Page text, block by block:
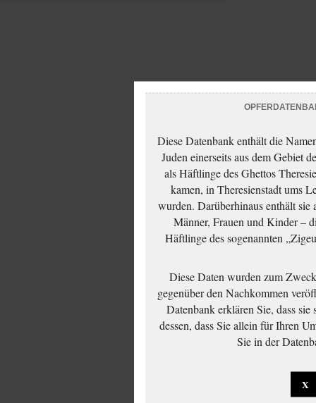
Diese Datenbank enthält die
Juden einerseits aus dem Gebiet
als Häftlinge des Ghettos
kamen, in Theresienstadt ums
wurden. Darüberhinaus enthält
Männer, Frauen und Kinder –
Häftlinge des sogenannten
Diese Daten wurden zum
gegenüber den Nachkommen
Datenbank erklären Sie, dass sie
dessen, dass Sie allein für Ihren
Sie in der
X